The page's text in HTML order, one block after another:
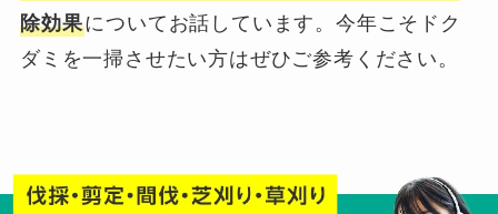
除効果についてお話しています。今年こそドク
ダミを一掃させたい方はぜひご参考ください。